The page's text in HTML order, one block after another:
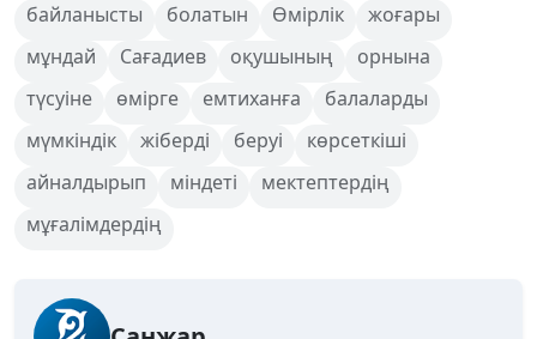
байланысты болатын Өмірлік
жоғары
мұндай
Сағадиев оқушының
орнына
түсуіне
өмірге емтиханға
балаларды
мүмкіндік
жіберді беруі
көрсеткіші
айналдырып
міндеті
мектептердің
мұғалімдердің